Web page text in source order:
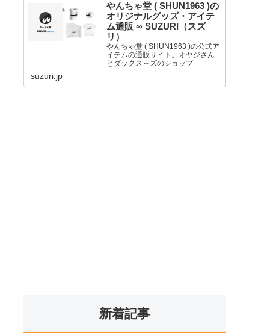
やんちゃ堂 ( SHUN1963 )の
オリジナルグッズ・アイテ
ム通販 ∞ SUZURI（スズ
リ）
やんちゃ堂 ( SHUN1963 )の公式ア
イテムの通販サイト。オヤジさん
とダックス～ズのショップ
suzuri.jp
新着記事